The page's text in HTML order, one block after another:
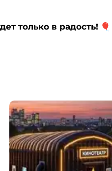
только в радость! 🎈